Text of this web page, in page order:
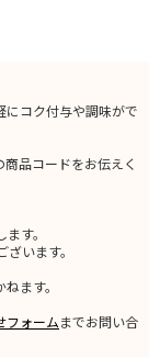
にコク付与や調味がで
品コードをお伝えく
す。
います。
ます。
フォームまでお問い合